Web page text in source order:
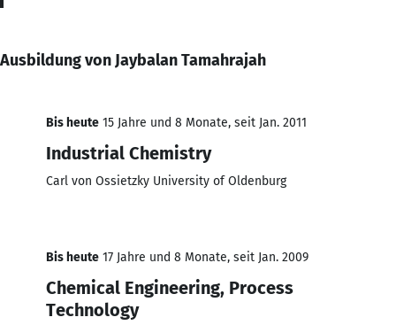
Ausbildung von Jaybalan Tamahrajah
Bis heute 15 Jahre und 8 Monate, seit Jan. 2011
Industrial Chemistry
Carl von Ossietzky University of Oldenburg
Bis heute 17 Jahre und 8 Monate, seit Jan. 2009
Chemical Engineering, Process
Technology